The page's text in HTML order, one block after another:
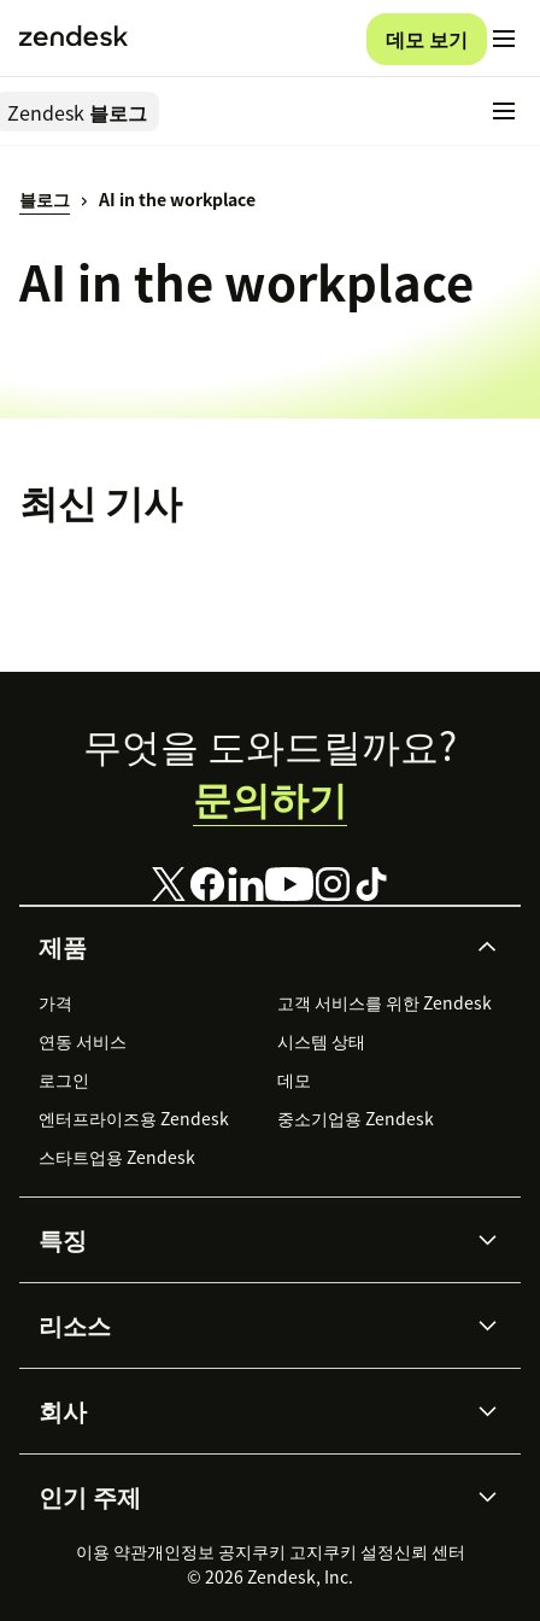
데모 보기
Zendesk 블로그
블로그 AI in the workplace
AI in the workplace
최신 기사
Footer
제품
가격
고객 서비스를 위한 Zendesk
연동 서비스
시스템 상태
로그인
데모
엔터프라이즈용 Zendesk
중소기업용 Zendesk
스타트업용 Zendesk
특징
Zendesk AI
Advanced Data Privacy &
Protection
지식창고
워크포스 관리
실시간 채팅
클라이언트 포털
리소스
API & 개발자
AI 리서치
이벤트 & 웨비나
고객 사례
회사
채용 정보
지속 가능성 보고서
Zendesk Foundation
법적 정보
인기 주제
2026 CX 트렌드
제품 업데이트
고객 서비스 소프트웨어
헬프 데스크 통합 티켓 관리 소
무엇을 도와드릴까요?
문의하기
이용 약관개인정보 공지쿠키 고지쿠키 설정신뢰 센터
© 2026 Zendesk, Inc.